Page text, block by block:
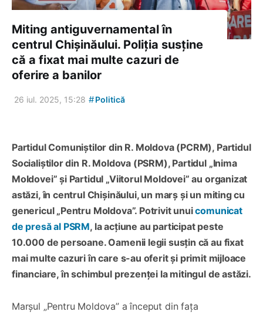
Miting antiguvernamental în
centrul Chișinăului. Poliția susține
că a fixat mai multe cazuri de
oferire a banilor
26 iul. 2025, 15:28 #Politică
Partidul Comuniștilor din R. Moldova (PCRM), Partidul
Socialiștilor din R. Moldova (PSRM), Partidul „Inima
Moldovei” și Partidul „Viitorul Moldovei” au organizat
astăzi, în centrul Chișinăului, un marș și un miting cu
genericul „Pentru Moldova”. Potrivit unuicomunicat
de presă al PSRM, la acțiune au participat peste
10.000 de persoane. Oamenii legii susțin că au fixat
mai multe cazuri în care s-au oferit și primit mijloace
financiare, în schimbul prezenței la mitingul de astăzi.
Marșul „Pentru Moldova” a început din fața